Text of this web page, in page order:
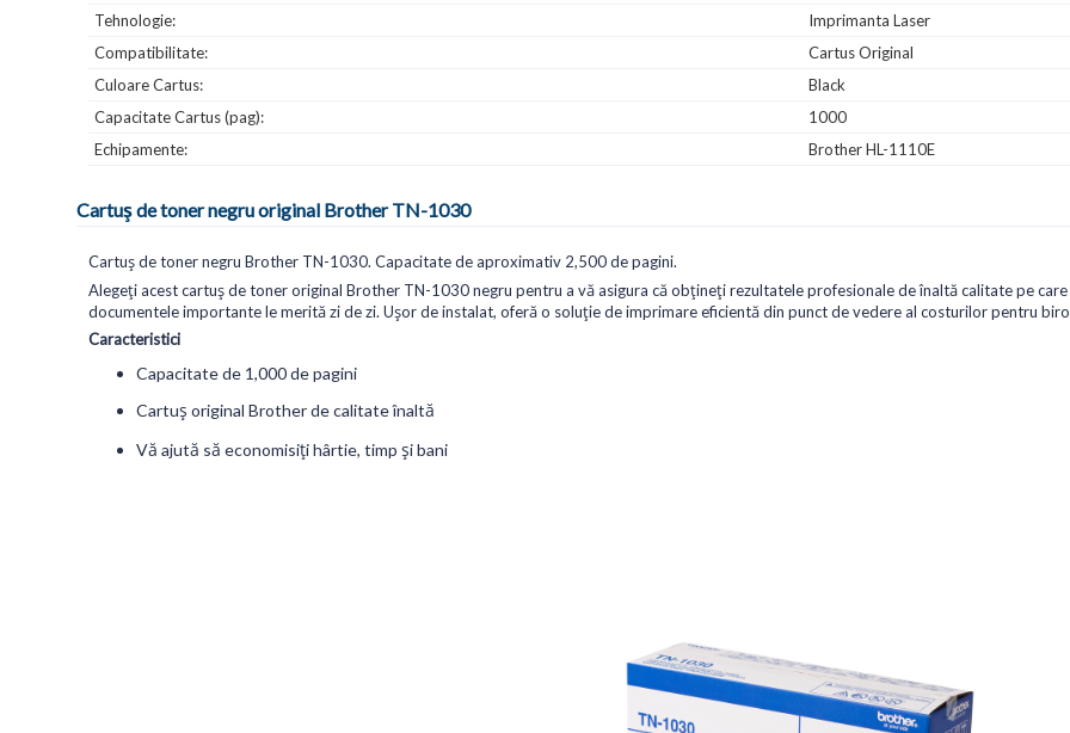
Tehnologie:
Imprimanta Laser
Compatibilitate:
Cartus Original
Culoare Cartus:
Black
Capacitate Cartus (pag):
1000
Echipamente:
Brother HL-1110E
Cartuș de toner negru original Brother TN-1030
Cartuș de toner negru Brother TN-1030. Capacitate de aproximativ 2,500 de pagini.
Alegeți acest cartuș de toner original Brother TN-1030 negru pentru a vă asigura că obțineți rezultatele profesionale de înaltă calitate pe care
documentele importante le merită zi de zi. Ușor de instalat, oferă o soluție de imprimare eficientă din punct de vedere al costurilor pentru
Caracteristici
Capacitate de 1,000 de pagini
Cartuș original Brother de calitate înaltă
Vă ajută să economisiți hârtie, timp și bani